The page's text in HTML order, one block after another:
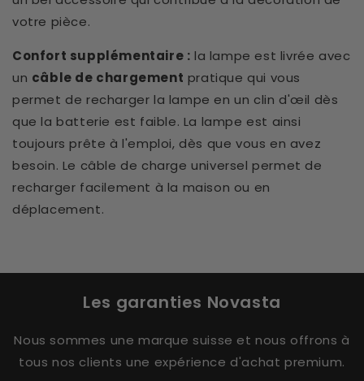
votre pièce.
Confort supplémentaire : la lampe est livrée avec
un câble de chargement pratique qui vous
permet de recharger la lampe en un clin d'œil dès
que la batterie est faible. La lampe est ainsi
toujours prête à l'emploi, dès que vous en avez
besoin. Le câble de charge universel permet de
recharger facilement à la maison ou en
déplacement.
Les garanties Novasta
Nous sommes une marque suisse et nous offrons à
tous nos clients une expérience d'achat premium.